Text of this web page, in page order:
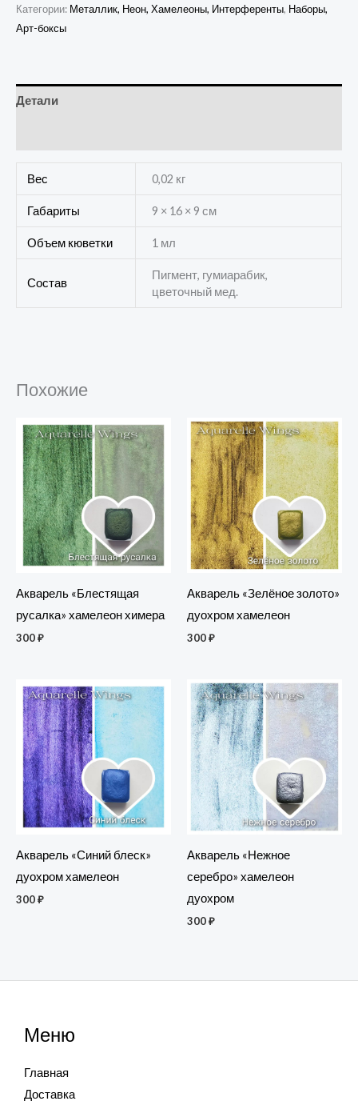
Категории: Металлик, Неон, Хамелеоны, Интерференты, Наборы,
Арт-боксы
Детали
Вес 0,02 кг
Габариты 9 × 16 × 9 см
Объем кюветки 1 мл
Состав
Пигмент, гумиарабик,
цветочный мед.
Похожие
Акварель «Блестящая
русалка» хамелеон химера
300₽
Акварель «Зелёное золото»
дуохром хамелеон
300₽
Акварель «Синий блеск»
дуохром хамелеон
300₽
Акварель «Нежное
серебро» хамелеон
дуохром
300₽
Меню
Главная
Доставка